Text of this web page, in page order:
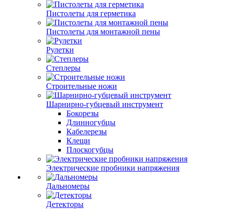
Пистолеты для герметика
Пистолеты для монтажной пены
Рулетки
Степлеры
Строительные ножи
Шарнирно-губцевый инструмент
Бокорезы
Длинногубцы
Кабелерезы
Клещи
Плоскогубцы
Электрические пробники напряжения
Дальномеры
Детекторы